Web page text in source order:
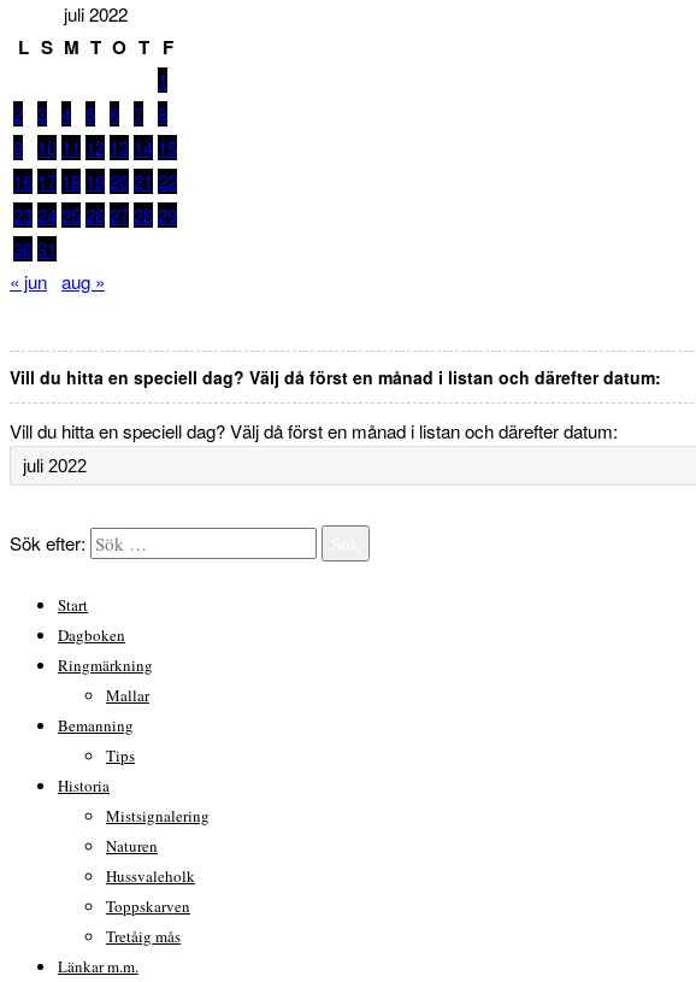
juli 2022
L S M T O T F
1
2 3 4 5 6 7 8
9
10 11 12 13 14 15
16 17 18 192021 22
23242526272829
3031
« jun aug »
Vill du hitta en speciell dag? Välj då först en månad i listan och därefter datum:
Vill du hitta en speciell dag? Välj då först en månad i listan och därefter datum:
Sök efter:
Start
Dagboken
Ringmärkning
Mallar
Bemanning
Tips
Historia
Mistsignalering
Naturen
Hussvaleholk
Toppskarven
Tretåig mås
Länkar m.m.